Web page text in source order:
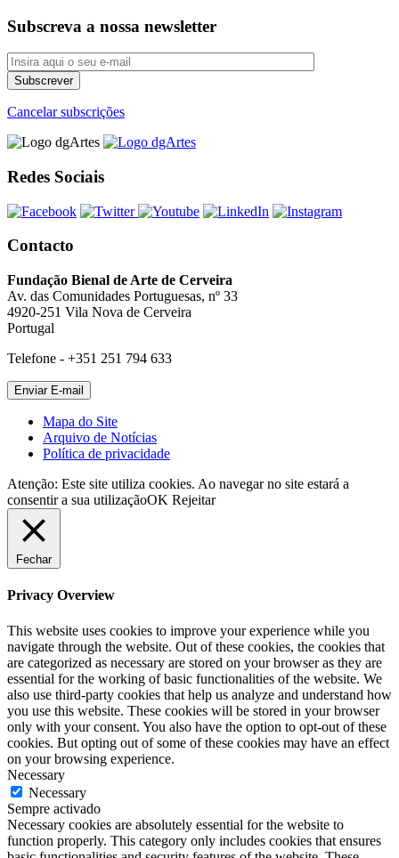
Subscreva a nossa newsletter
Cancelar subscrições
Redes Sociais
Contacto
Fundação Bienal de Arte de Cerveira
Av. das Comunidades Portuguesas, nº 33
4920-251 Vila Nova de Cerveira
Portugal
Telefone - +351 251 794 633
Mapa do Site
Arquivo de Notícias
Política de privacidade
Atenção: Este site utiliza cookies. Ao navegar no site estará a
consentir a sua utilizaçãoOK Rejeitar
Fechar
Privacy Overview
This website uses cookies to improve your experience while you
navigate through the website. Out of these cookies, the cookies that
are categorized as necessary are stored on your browser as they are
essential for the working of basic functionalities of the website. We
also use third-party cookies that help us analyze and understand how
you use this website. These cookies will be stored in your browser
only with your consent. You also have the option to opt-out of these
cookies. But opting out of some of these cookies may have an effect
on your browsing experience.
Necessary
Necessary
Sempre activado
Necessary cookies are absolutely essential for the website to
function properly. This category only includes cookies that ensures